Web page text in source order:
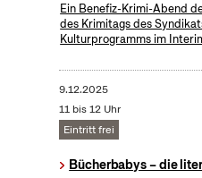
Ein Benefiz-Krimi-Abend
des Krimitags des
Kulturprogramms im
9.12.2025
11 bis 12 Uhr
Eintritt frei
Bücherbabys – die